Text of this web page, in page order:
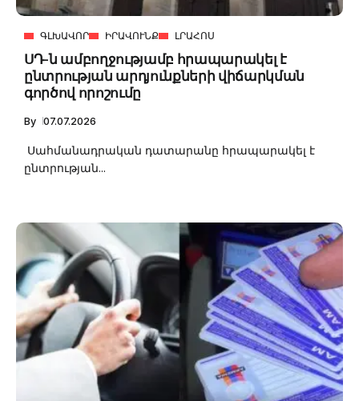
ԳԼԽԱՎՈՐ ԻՐԱՎՈՒՆՔ ԼՐԱՀՈՍ
ՍԴ-ն ամբողջությամբ հրապարակել է
ընտրության արդյունքների վիճարկման
գործով որոշումը
By 07.07.2026
Սահմանադրական դատարանը հրապարակել է
ընտրության...